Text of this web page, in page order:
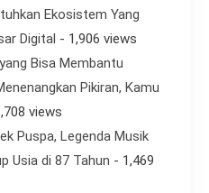
Ekosistem Yang
Digital - 1,906 views
Bisa Membantu
Pikiran, Kamu
views
Puspa, Legenda Musik
Usia di 87 Tahun - 1,469